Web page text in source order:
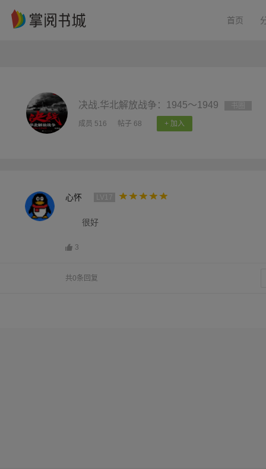
首页
决战.华北解放战争：1945～1949
成员 516 帖子 68 + 加入
心怀
很好
3
共0条回复